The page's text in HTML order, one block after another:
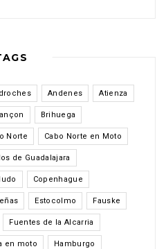
Andenes Atienza
Brihuega
Norte Cabo Norte en Moto
de Guadalajara
Copenhague
Estocolmo Fauske
Fuentes de la Alcarria
en moto Hamburgo